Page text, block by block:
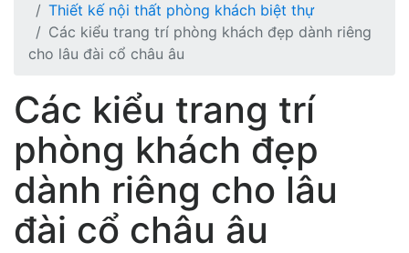
Thiết kế nội thất phòng khách biệt thự
Các kiểu trang trí phòng khách đẹp dành riêng
cho lâu đài cổ châu âu
Các kiểu trang trí
phòng khách đẹp
dành riêng cho lâu
đài cổ châu âu